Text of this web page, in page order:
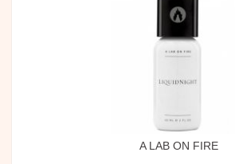
A LAB ON FIRE